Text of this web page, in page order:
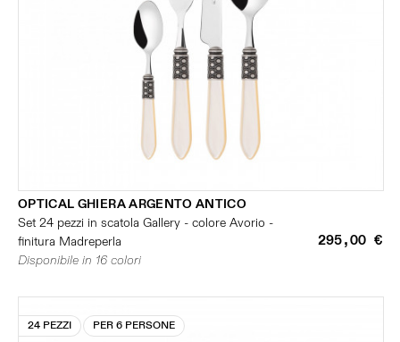
OPTICAL GHIERA ARGENTO ANTICO
Set 24 pezzi in scatola Gallery - colore Avorio -
finitura Madreperla
295,00 €
Disponibile in 16 colori
24 PEZZI PER 6 PERSONE